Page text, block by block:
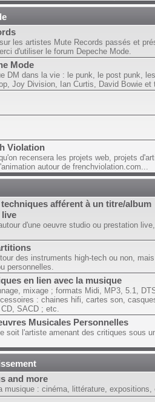
les artistes Mute Records passés et
d'utiliser le forum Depeche Mode.
Mode
DM dans la vie : le punk, le post punk,
Joy Division, Ian Curtis, David Bowie et
Violation
recensera les projets web, projets
autour de frenchviolation.com...
afférent à un titre/album
d'une oeuvre studio ou prestation
des instruments high-tech ou non,
personnelles.
en lien avec la musique
mixage ; formats Midi, MP3, 5.1,
: chaines hifi, cartes son,
SACD ; etc.
Musicales Personnelles
soit l'artiste amenant des critiques sous
and more
musique : cinéma, littérature, expositions,